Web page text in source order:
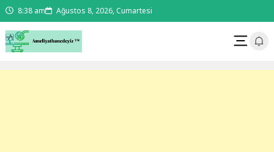
8:38 am Ağustos 8, 2026, Cumartesi